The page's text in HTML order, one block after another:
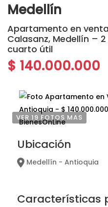
Medellín
Apartamento en
Calasanz, Medellín –
cuarto útil
$ 140.000.000
VER 19 FOTOS MAS
Ubicación
Medellín - Antioquia
Características